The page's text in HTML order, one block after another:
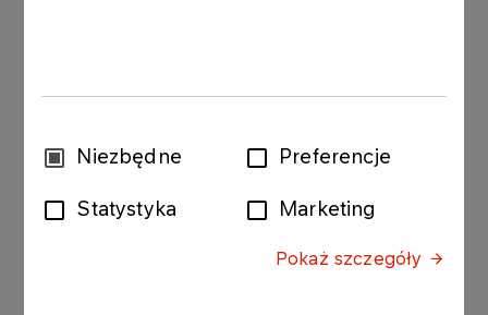
WybórNiezbędne Preferencje
Statystyka Marketing
Pokaż szczegóły
Umowa nie zawiera warunku ani terminu
oraz została zawarta na warunkach powszechnie